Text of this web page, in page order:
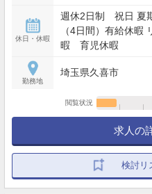
休日・休暇
週休2日制 祝日 夏
（4日間）有給休
暇 育児休暇
勤務地
埼玉県久喜市
閲覧状況
求人の
検討リ